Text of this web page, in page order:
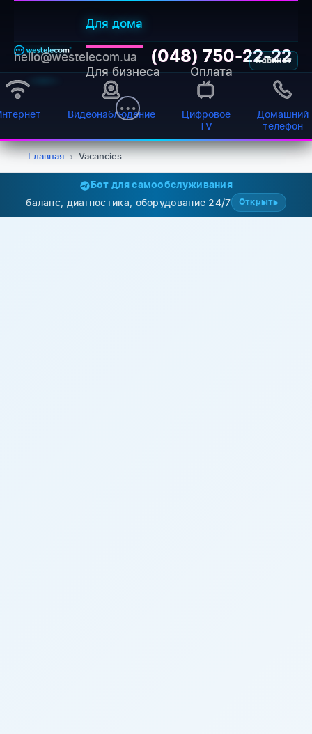
Для дома
Для бизнеса Оплата
Кабинет
hello@westelecom.ua (048) 750-22-22
Видеонаблюдение
Цифровое
TV
Домашний
телефон
Главная › Vacancies
Бот для самообслуживания
баланс, диагностика, оборудование 24/7 Открыть
WESTELECOM
Онлайн-підтримка